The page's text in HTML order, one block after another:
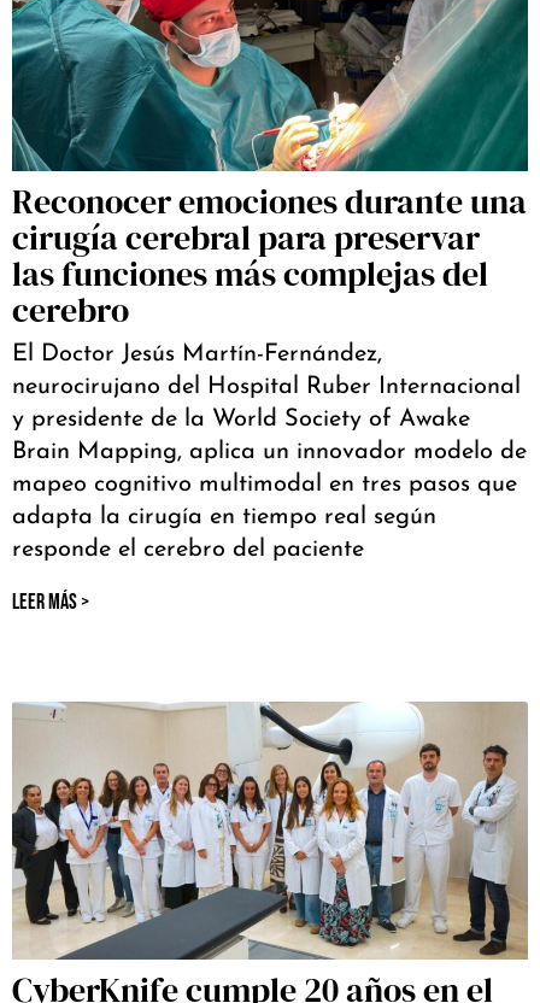
Reconocer emociones durante una
cirugía cerebral para preservar
las funciones más complejas del
cerebro
El Doctor Jesús Martín-Fernández,
neurocirujano del Hospital Ruber Internacional
y presidente de la World Society of Awake
Brain Mapping, aplica un innovador modelo de
mapeo cognitivo multimodal en tres pasos que
adapta la cirugía en tiempo real según
responde el cerebro del paciente
LEER MÁS >
CyberKnife cumple 20 años en el